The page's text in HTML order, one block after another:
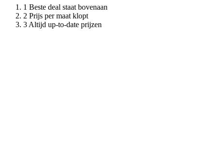
Beste deal staat bovenaan
Prijs per maat klopt
Altijd up-to-date prijzen